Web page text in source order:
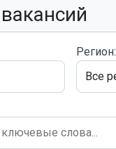
Регион: